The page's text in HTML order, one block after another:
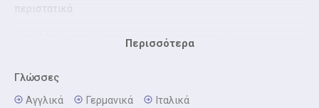
περιστατικά
Παράλληλα ασκεί συμβουλευτική τηλειατρική
συνεργαζόμενη με τους Dr Online και την NN από το 2022
Μιλάει άπταιστα Αγγλικά, Γερμανικά καθώς και επαρκώς
Ιταλικά.
Περισσότερα
Γλώσσες
Αγγλικά
Γερμανικά Iταλικά